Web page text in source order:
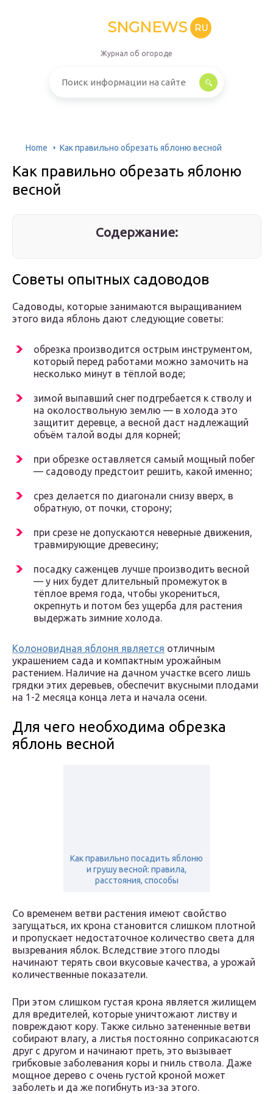
SNGNEWS RU
Журнал об огороде
Home Как правильно обрезать яблоню весной
Как правильно обрезать яблоню
весной
Содержание:
Советы опытных садоводов
Садоводы, которые занимаются выращиванием
этого вида яблонь дают следующие советы:
обрезка производится острым инструментом,
который перед работами можно замочить на
несколько минут в тёплой воде;
зимой выпавший снег подгребается к стволу и
на околоствольную землю — в холода это
защитит деревце, а весной даст надлежащий
объём талой воды для корней;
при обрезке оставляется самый мощный побег
— садоводу предстоит решить, какой именно;
срез делается по диагонали снизу вверх, в
обратную, от почки, сторону;
при срезе не допускаются неверные движения,
травмирующие древесину;
посадку саженцев лучше производить весной
— у них будет длительный промежуток в
тёплое время года, чтобы укорениться,
окрепнуть и потом без ущерба для растения
выдержать зимние холода.
Колоновидная яблоня является отличным
украшением сада и компактным урожайным
растением. Наличие на дачном участке всего лишь
грядки этих деревьев, обеспечит вкусными плодами
на 1-2 месяца конца лета и начала осени.
Для чего необходима обрезка
яблонь весной
Как правильно посадить яблоню
и грушу весной: правила,
расстояния, способы
Со временем ветви растения имеют свойство
загущаться, их крона становится слишком плотной
и пропускает недостаточное количество света для
вызревания яблок. Вследствие этого плоды
начинают терять свои вкусовые качества, а урожай
количественные показатели.
При этом слишком густая крона является жилищем
для вредителей, которые уничтожают листву и
повреждают кору. Также сильно затененные ветви
собирают влагу, а листья постоянно соприкасаются
друг с другом и начинают преть, это вызывает
грибковые заболевания коры и гниль ствола. Даже
мощное дерево с очень густой кроной может
заболеть и да же погибнуть из-за этого.